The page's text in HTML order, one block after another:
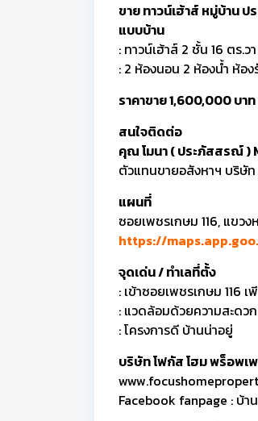
ขาย ทาวน์เฮ้าส์ หมู่บ้าน ป
แบบบ้าน
: ทาวน์เฮ้าส์ 2 ชั้น 16 ตร.วา
: 2 ห้องนอน 2 ห้องน้ำ ห้อ
ราคาขาย 1,600,000 บาท
สนใจติดต่อ
คุณ โมนา ( ประภัสสรณ์ )
ตัวแทนขายอสังหาฯ บริษั
แผนที่
ซอยเพชรเกษม 116, แขว
https://
จุดเด่น / ทำเลที่ตั้ง
: เข้าซอยเพชรเกษม 116
: แวดล้อมด้วยความสะดว
: โครงการดี บ้านน่าอยู่
บริษัท โฟกัส โฮม พร็อพ
Facebook fanpage : บ้า